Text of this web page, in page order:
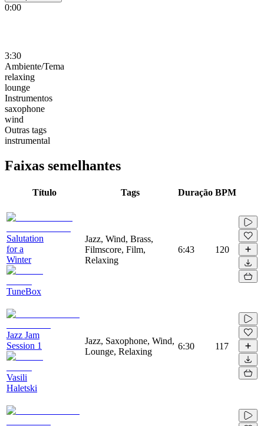
0:00
3:30
Ambiente/Tema
relaxing
lounge
Instrumentos
saxophone
wind
Outras tags
instrumental
Faixas semelhantes
Título Tags Duração BPM
Salutation
for a
Winter
TuneBox
Jazz, Wind, Brass,
Filmscore, Film,
Relaxing
6:43 120
Jazz Jam
Session 1
Vasili
Haletski
Jazz, Saxophone, Wind,
Lounge, Relaxing
6:30 117